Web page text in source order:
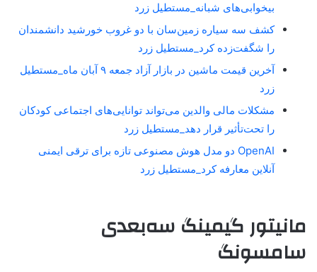
بیخوابی‌های شبانه_مستطیل زرد
کشف سه سیاره زمین‌سان با دو غروب خورشید دانشمندان
را شگفت‌زده کرد_مستطیل زرد
آخرین قیمت ماشین در بازار آزاد جمعه ۹ آبان ماه_مستطیل
زرد
مشکلات مالی والدین می‌تواند توانایی‌های اجتماعی کودکان
را تحت‌تأثیر قرار دهد_مستطیل زرد
OpenAI دو مدل هوش مصنوعی تازه برای ترقی ایمنی
آنلاین معارفه کرد_مستطیل زرد
مانیتور گیمینگ سه‌بعدی
سامسونگ